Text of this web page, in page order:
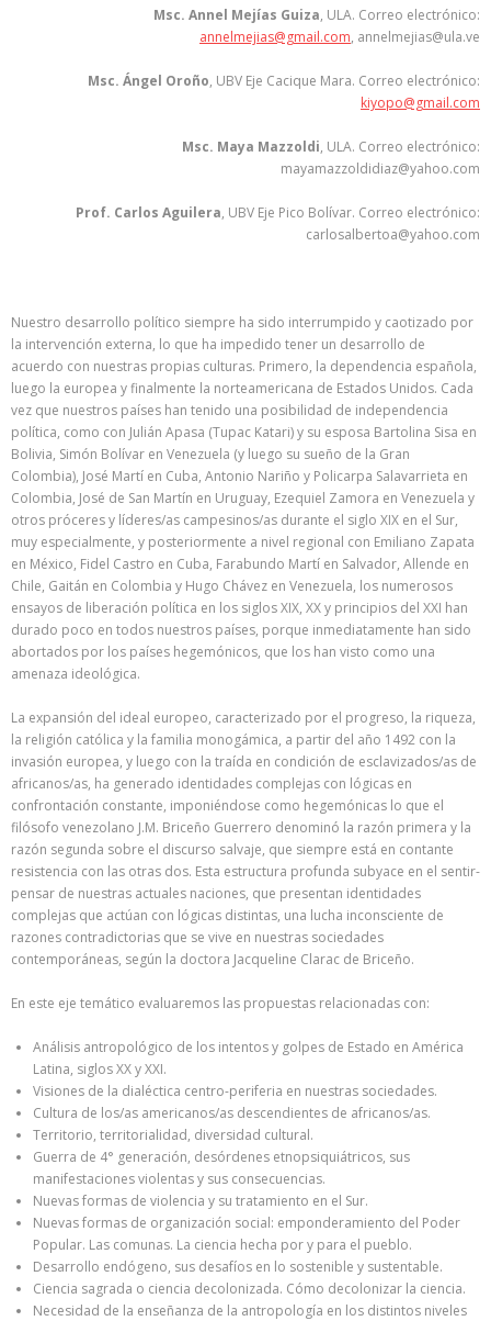
Msc. Annel Mejías Guiza, ULA. Correo electrónico:
annelmejias@gmail.com, annelmejias@ula.ve
Msc. Ángel Oroño, UBV Eje Cacique Mara. Correo electrónico:
kiyopo@gmail.com
Msc. Maya Mazzoldi, ULA. Correo electrónico:
mayamazzoldidiaz@yahoo.com
Prof. Carlos Aguilera, UBV Eje Pico Bolívar. Correo electrónico:
carlosalbertoa@yahoo.com
Nuestro desarrollo político siempre ha sido interrumpido y caotizado por
la intervención externa, lo que ha impedido tener un desarrollo de
acuerdo con nuestras propias culturas. Primero, la dependencia española,
luego la europea y finalmente la norteamericana de Estados Unidos. Cada
vez que nuestros países han tenido una posibilidad de independencia
política, como con Julián Apasa (Tupac Katari) y su esposa Bartolina Sisa en
Bolivia, Simón Bolívar en Venezuela (y luego su sueño de la Gran
Colombia), José Martí en Cuba, Antonio Nariño y Policarpa Salavarrieta en
Colombia, José de San Martín en Uruguay, Ezequiel Zamora en Venezuela y
otros próceres y líderes/as campesinos/as durante el siglo XIX en el Sur,
muy especialmente, y posteriormente a nivel regional con Emiliano Zapata
en México, Fidel Castro en Cuba, Farabundo Martí en Salvador, Allende en
Chile, Gaitán en Colombia y Hugo Chávez en Venezuela, los numerosos
ensayos de liberación política en los siglos XIX, XX y principios del XXI han
durado poco en todos nuestros países, porque inmediatamente han sido
abortados por los países hegemónicos, que los han visto como una
amenaza ideológica.
La expansión del ideal europeo, caracterizado por el progreso, la riqueza,
la religión católica y la familia monogámica, a partir del año 1492 con la
invasión europea, y luego con la traída en condición de esclavizados/as de
africanos/as, ha generado identidades complejas con lógicas en
confrontación constante, imponiéndose como hegemónicas lo que el
filósofo venezolano J.M. Briceño Guerrero denominó la razón primera y la
razón segunda sobre el discurso salvaje, que siempre está en contante
resistencia con las otras dos. Esta estructura profunda subyace en el sentir-
pensar de nuestras actuales naciones, que presentan identidades
complejas que actúan con lógicas distintas, una lucha inconsciente de
razones contradictorias que se vive en nuestras sociedades
contemporáneas, según la doctora Jacqueline Clarac de Briceño.
En este eje temático evaluaremos las propuestas relacionadas con:
Análisis antropológico de los intentos y golpes de Estado en América
Latina, siglos XX y XXI.
Visiones de la dialéctica centro-periferia en nuestras sociedades.
Cultura de los/as americanos/as descendientes de africanos/as.
Territorio, territorialidad, diversidad cultural.
Guerra de 4° generación, desórdenes etnopsiquiátricos, sus
manifestaciones violentas y sus consecuencias.
Nuevas formas de violencia y su tratamiento en el Sur.
Nuevas formas de organización social: emponderamiento del Poder
Popular. Las comunas. La ciencia hecha por y para el pueblo.
Desarrollo endógeno, sus desafíos en lo sostenible y sustentable.
Ciencia sagrada o ciencia decolonizada. Cómo decolonizar la ciencia.
Necesidad de la enseñanza de la antropología en los distintos niveles